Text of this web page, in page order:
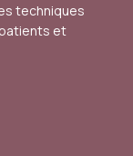
techniques
et